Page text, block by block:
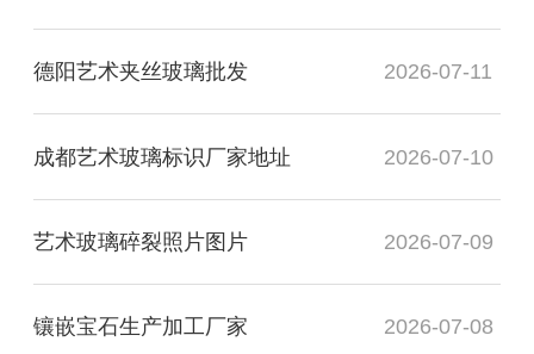
德阳艺术夹丝玻璃批发 2026-07-11
成都艺术玻璃标识厂家地址 2026-07-10
艺术玻璃碎裂照片图片 2026-07-09
镶嵌宝石生产加工厂家 2026-07-08